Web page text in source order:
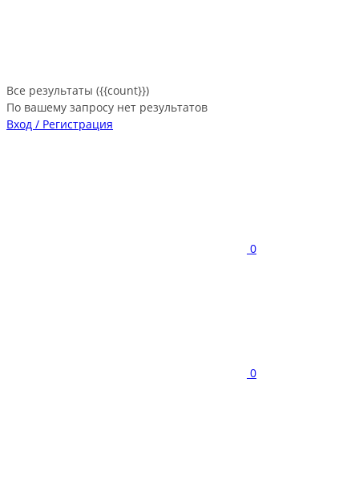
Все результаты ({{count}})
По вашему запросу нет результатов
Вход / Регистрация
0
0